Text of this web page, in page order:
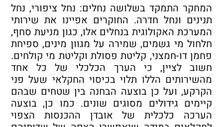
המחקר התמקד בשלושה נחלים: נחל ציפורי, נחל
תנינים ונחל חדרה. החוקרים אפיינו את שירותי
המערכת האקולוגית בנחלים אלו, כגון מניעת סחף,
חלחול מי גשמים, שמירה על מגוון מינים, ספיחת
פחמן דו-חמצני, קליטת פסולת וקליטת מי קולחים.
חשוב לציין, כי הערך הכלכלי של כל אחד
מהשירותים הללו תלוי בכיסוי החקלאי שעל פני
הקרקע, ועל כן בוצעה הבחנה בין שטחים שבהם
קיימים גידולים מסוגים שונים. כמו כן, בוצעה
הערכה כלכלית של אובדן ההכנסות הצפוי